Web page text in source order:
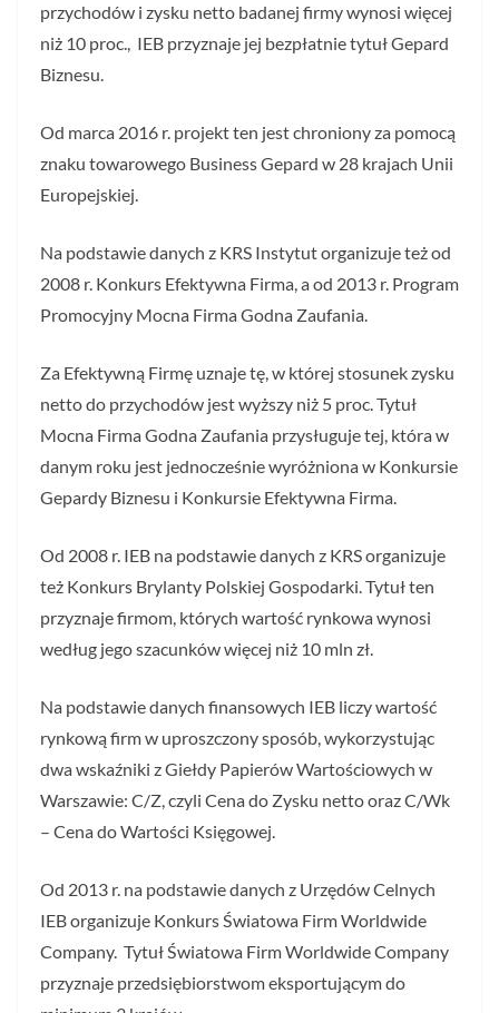
przychodów i zysku netto badanej firmy wynosi więcej
niż 10 proc., IEB przyznaje jej bezpłatnie tytuł Gepard
Biznesu.
Od marca 2016 r. projekt ten jest chroniony za pomocą
znaku towarowego Business Gepard w 28 krajach Unii
Europejskiej.
Na podstawie danych z KRS Instytut organizuje też od
2008 r. Konkurs Efektywna Firma, a od 2013 r. Program
Promocyjny Mocna Firma Godna Zaufania.
Za Efektywną Firmę uznaje tę, w której stosunek zysku
netto do przychodów jest wyższy niż 5 proc. Tytuł
Mocna Firma Godna Zaufania przysługuje tej, która w
danym roku jest jednocześnie wyróżniona w Konkursie
Gepardy Biznesu i Konkursie Efektywna Firma.
Od 2008 r. IEB na podstawie danych z KRS organizuje
też Konkurs Brylanty Polskiej Gospodarki. Tytuł ten
przyznaje firmom, których wartość rynkowa wynosi
według jego szacunków więcej niż 10 mln zł.
Na podstawie danych finansowych IEB liczy wartość
rynkową firm w uproszczony sposób, wykorzystując
dwa wskaźniki z Giełdy Papierów Wartościowych w
Warszawie: C/Z, czyli Cena do Zysku netto oraz C/Wk
– Cena do Wartości Księgowej.
Od 2013 r. na podstawie danych z Urzędów Celnych
IEB organizuje Konkurs Światowa Firm Worldwide
Company. Tytuł Światowa Firm Worldwide Company
przyznaje przedsiębiorstwom eksportującym do